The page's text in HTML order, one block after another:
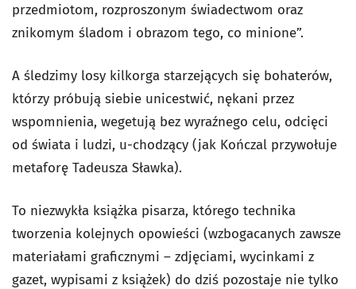
przedmiotom, rozproszonym świadectwom oraz
znikomym śladom i obrazom tego, co minione”.
A śledzimy losy kilkorga starzejących się bohaterów,
którzy próbują siebie unicestwić, nękani przez
wspomnienia, wegetują bez wyraźnego celu, odcięci
od świata i ludzi, u-chodzący (jak Kończal przywołuje
metaforę Tadeusza Sławka).
To niezwykła książka pisarza, którego technika
tworzenia kolejnych opowieści (wzbogacanych zawsze
materiałami graficznymi – zdjęciami, wycinkami z
gazet, wypisami z książek) do dziś pozostaje nie tylko